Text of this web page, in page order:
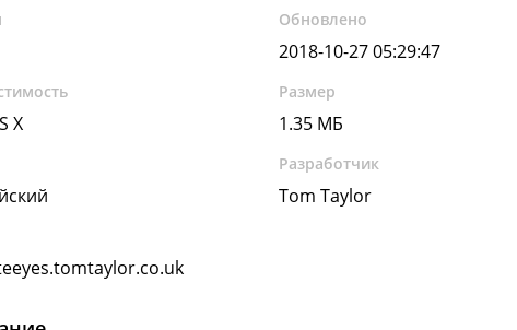
Обновлено
2018-10-27 05:29:47
X
Размер
1.35 МБ
Разработчик
Tom Taylor